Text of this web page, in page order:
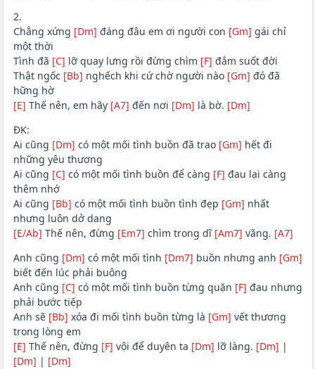
2.
Chẳng xứng [Dm] đáng đâu em ơi người con [Gm] gái chỉ
một thời
Tình đã [C] lỡ quay lưng rồi đừng chìm [F] đắm suốt đời
Thật ngốc [Bb] nghếch khi cứ chờ người nào [Gm] đó đã
hững hờ
[E] Thế nên, em hãy [A7] đến nơi [Dm] là bờ. [Dm]
ĐK:
Ai cũng [Dm] có một mối tình buồn đã trao [Gm] hết đi
những yêu thương
Ai cũng [C] có một mối tình buồn để càng [F] đau lại càng
thêm nhớ
Ai cũng [Bb] có một mối tình buồn tình đẹp [Gm] nhất
nhưng luôn dở dang
[E/Ab] Thế nên, đừng [Em7] chìm trong dĩ [Am7] vãng. [A7]
Anh cũng [Dm] có một mối tình [Dm7] buồn nhưng anh [Gm]
biết đến lúc phải buông
Anh cũng [C] có một mối tình buồn từng quặn [F] đau nhưng
phải bước tiếp
Anh sẽ [Bb] xóa đi mối tình buồn từng là [Gm] vết thương
trong lòng em
[E] Thế nên, đừng [F] vội để duyên ta [Dm] lỡ làng. [Dm] |
[Dm] | [Dm]